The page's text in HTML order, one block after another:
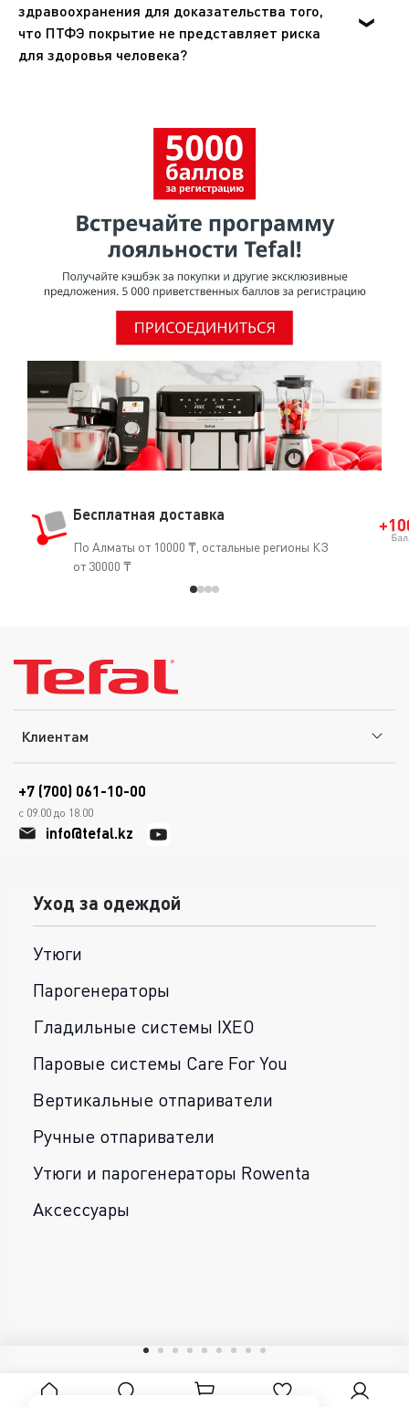
здравоохранения для доказательства того,
что ПТФЭ покрытие не представляет риска
для здоровья человека?
попадании внутрь. Эти же органы подтвердили, что
покрытия из ПТФЭ не представляют опасности для
здоровья при использовании в посуде для
проведенному МАИР (Международное агентство по
изучению рака), ВОЗ (Всемирная организация
здравоохранения) отнесла ПТФЭ к группе 3 [Том 19, 288
(1979) и Дополнение 7.70 (1987)], признав, что он не
является канцерогеном для человека.О том, что ПТФЭ
безопасен для использования, свидетельствует и тот
факт, что он часто применяется в медицине
(кардиостимуляторы, искусственные артерии, протезы
и т.д.).
Бесплатная доставка
По Алматы от 10000 ₸, остальные регионы КЗ
от 30000 ₸
Клиентам
+7 (700) 061-10-00
с 09.00 до 18.00
info@tefal.kz
Уход за одеждой
Утюги
Парогенераторы
Гладильные системы IXEO
Паровые системы Care For You
Вертикальные отпариватели
Ручные отпариватели
Утюги и парогенераторы Rowenta
Аксессуары